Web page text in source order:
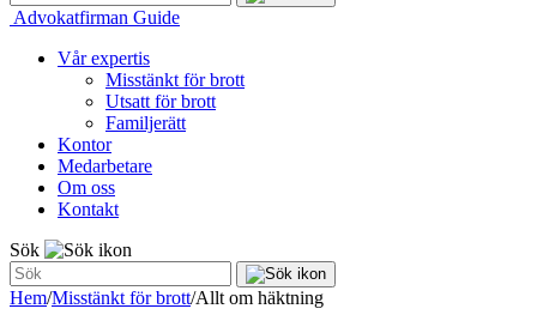
Advokatfirman Guide
Vår expertis
Misstänkt för brott
Utsatt för brott
Familjerätt
Kontor
Medarbetare
Om oss
Kontakt
Sök
Hem/Misstänkt för brott/Allt om häktning